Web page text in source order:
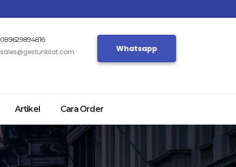
089629894816
sales@gestunkilat.com Whatsapp
Artikel Cara Order